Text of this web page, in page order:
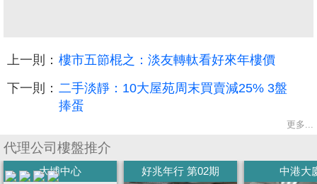
收
藏
繁
體
简
体
ENG
上一則： 樓市五節棍之：淡友轉軚看好來年樓價
下一則： 二手淡靜：10大屋苑周末買賣減25% 3盤
捧蛋
更多...
代理公司樓盤推介
大埔中心 好兆年行 第02期 中港大